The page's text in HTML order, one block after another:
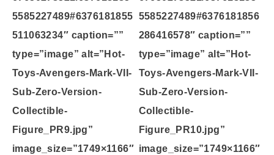
5585227489#6376181855
511063234″ caption=””
type=”image” alt=”Hot-
Toys-Avengers-Mark-VII-
Sub-Zero-Version-
Collectible-
Figure_PR9.jpg”
image_size=”1749×1166″
5585227489#6376181856
286416578″ caption=””
type=”image” alt=”Hot-
Toys-Avengers-Mark-VII-
Sub-Zero-Version-
Collectible-
Figure_PR10.jpg”
image_size=”1749×1166″